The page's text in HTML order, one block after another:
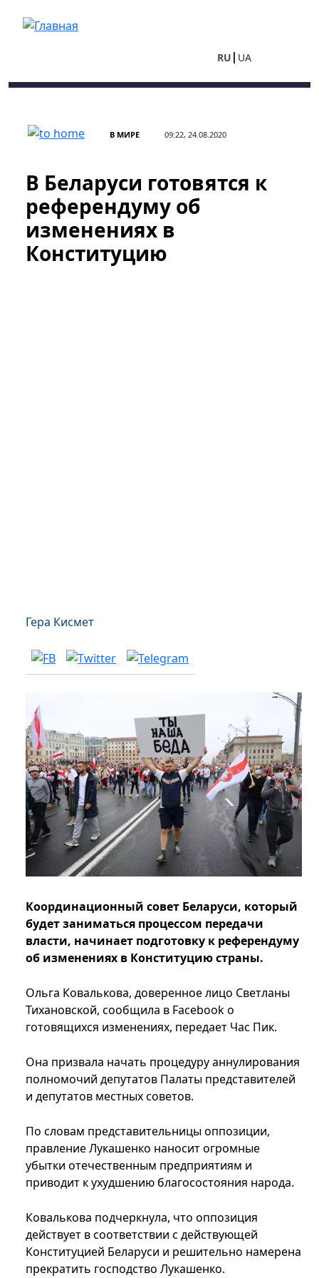
RU UA
В МИРЕ 09:22, 24.08.2020
В Беларуси готовятся к
референдуму об
изменениях в
Конституцию
Гера Кисмет
Координационный совет Беларуси, который
будет заниматься процессом передачи
власти, начинает подготовку к референдуму
об изменениях в Конституцию страны.
Ольга Ковалькова, доверенное лицо Светланы
Тихановской, сообщила в Facebook о
готовящихся изменениях, передает Час Пик.
Она призвала начать процедуру аннулирования
полномочий депутатов Палаты представителей
и депутатов местных советов.
По словам представительницы оппозиции,
правление Лукашенко наносит огромные
убытки отечественным предприятиям и
приводит к ухудшению благосостояния народа.
Ковалькова подчеркнула, что оппозиция
действует в соответствии с действующей
Конституцией Беларуси и решительно намерена
прекратить господство Лукашенко.